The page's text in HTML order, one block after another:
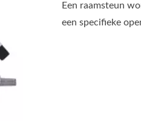
Een raamsteun
een specifieke